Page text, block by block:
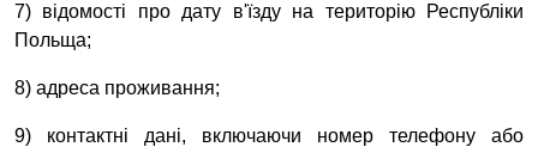
7) відомості про дату в'їзду на територію Республіки
Польща;
8) адреса проживання;
9) контактні дані, включаючи номер телефону або